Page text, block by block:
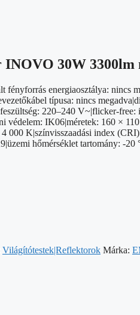
30W 3300lm
fényforrás energiaosztálya: nincs
típusa: nincs
220–240 V~|flicker-
védelem: IK06|méretek: 160 ×
000 K|színvisszaadási index
hőmérséklet tartomány: -20
Világítótestek|Reflektorok Márka: